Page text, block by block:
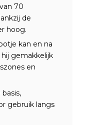
70
de
hoog.
kan en na
gemakkelijk
en
gebruik langs